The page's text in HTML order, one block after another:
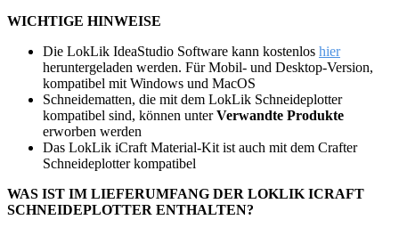
WICHTIGE HINWEISE
Die LokLik IdeaStudio Software kann kostenlos hier
heruntergeladen werden. Für Mobil- und Desktop-Version,
kompatibel mit Windows und MacOS
Schneidematten, die mit dem LokLik Schneideplotter
kompatibel sind, können unterVerwandte Produkte
erworben werden
Das LokLik iCraft Material-Kit ist auch mit dem Crafter
Schneideplotter kompatibel
WAS IST IM LIEFERUMFANG DER LOKLIK ICRAFT
SCHNEIDEPLOTTER ENTHALTEN?